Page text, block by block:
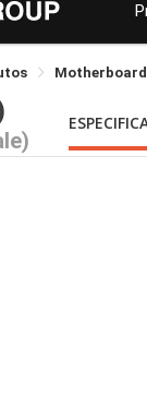
Motherboard